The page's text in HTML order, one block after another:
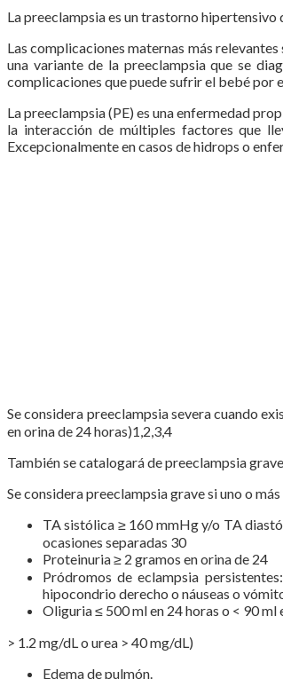
La preeclampsia es un trastorno
Las complicaciones maternas más
una variante de la preeclampsia que se
complicaciones que puede sufrir el bebé por
La preeclampsia (PE) es una enfermedad
la interacción de múltiples factores que
Excepcionalmente en casos de hidrops o
Se considera preeclampsia severa cuando
en orina de 24 horas)1,2,3,4
También se catalogará de preeclampsia
Se considera preeclampsia grave si uno o
TA sistólica ≥ 160 mmHg y/o TA
ocasiones separadas 30
Proteinuria ≥ 2 gramos en orina de 24
Pródromos de eclampsia
hipocondrio derecho o náuseas o
Oliguria ≤ 500 ml en 24 horas o < 90
> 1.2 mg/dL o urea > 40 mg/dL)
Edema de pulmón.